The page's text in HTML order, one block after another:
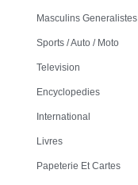
Masculins Generalistes
Sports / Auto / Moto
Television
Encyclopedies
International
Livres
Papeterie Et Cartes